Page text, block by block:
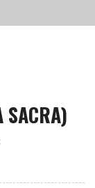
SACRA)